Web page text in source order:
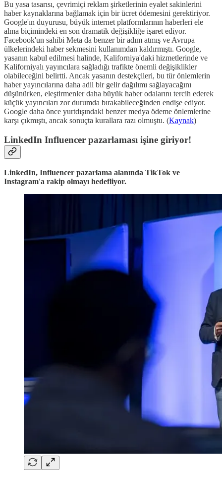
Bu yasa tasarısı, çevrimiçi reklam şirketlerinin eyalet sakinlerini
haber kaynaklarına bağlamak için bir ücret ödemesini gerektiriyor.
Google'ın duyurusu, büyük internet platformlarının haberleri ele
alma biçimindeki en son dramatik değişikliğe işaret ediyor.
Facebook'un sahibi Meta da benzer bir adım atmış ve Avrupa
ülkelerindeki haber sekmesini kullanımdan kaldırmıştı. Google,
yasanın kabul edilmesi halinde, Kaliforniya'daki hizmetlerinde ve
Kaliforniyalı yayıncılara sağladığı trafikte önemli değişiklikler
olabileceğini belirtti. Ancak yasanın destekçileri, bu tür önlemlerin
haber yayıncılarına daha adil bir gelir dağılımı sağlayacağını
düşünürken, eleştirmenler daha büyük haber odalarını tercih ederek
küçük yayıncıları zor durumda bırakabileceğinden endişe ediyor.
Google daha önce yurtdışındaki benzer medya ödeme önlemlerine
karşı çıkmıştı, ancak sonuçta kurallara razı olmuştu. (Kaynak)
LinkedIn Influencer pazarlaması işine giriyor!
LinkedIn, Influencer pazarlama alanında TikTok ve
Instagram'a rakip olmayı hedefliyor.